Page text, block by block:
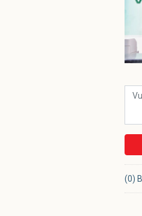
(0)